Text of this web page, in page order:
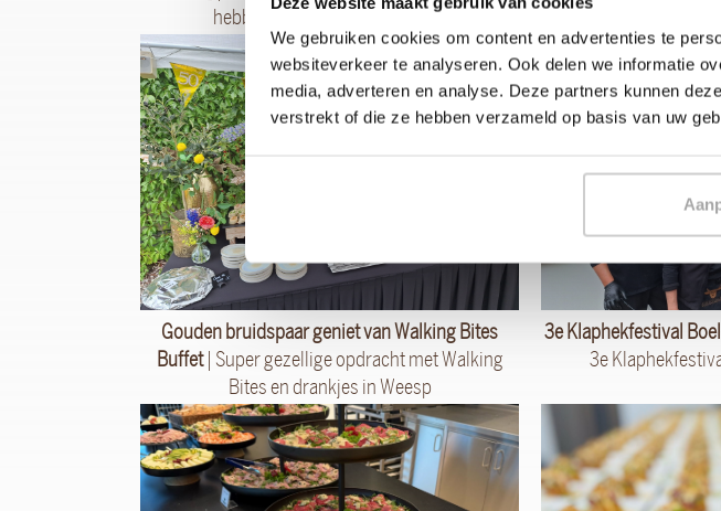
We gebruiken cookies om content en advertenties te
websiteverkeer te analyseren. Ook delen we informatie
media, adverteren en analyse. Deze partners kunnen
verstrekt of die ze hebben verzameld op basis van uw
hebben genoten van onze BBQ
Gouden bruidspaar geniet van Walking Bites
Buffet| Super gezellige opdracht met Walking
Bites en drankjes in Weesp
3e Klaphekfestival
3e